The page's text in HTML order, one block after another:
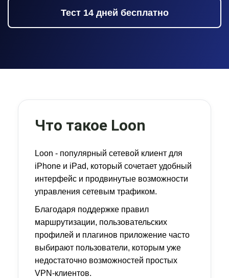
Тест 14 дней бесплатно
Что такое Loon
Loon - популярный сетевой клиент для
iPhone и iPad, который сочетает удобный
интерфейс и продвинутые возможности
управления сетевым трафиком.
Благодаря поддержке правил
маршрутизации, пользовательских
профилей и плагинов приложение часто
выбирают пользователи, которым уже
недостаточно возможностей простых
VPN-клиентов.